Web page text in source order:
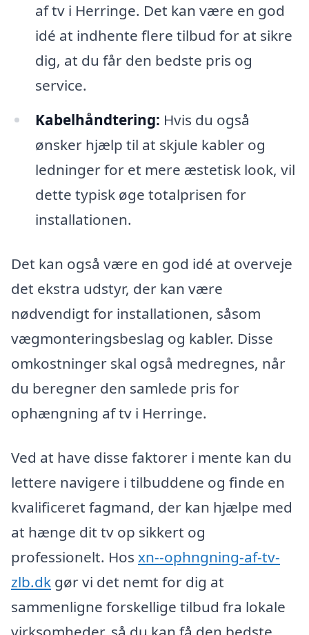
af tv i Herringe. Det kan være en god
idé at indhente flere tilbud for at sikre
dig, at du får den bedste pris og
service.
Kabelhåndtering: Hvis du også
ønsker hjælp til at skjule kabler og
ledninger for et mere æstetisk look, vil
dette typisk øge totalprisen for
installationen.
Det kan også være en god idé at overveje
det ekstra udstyr, der kan være
nødvendigt for installationen, såsom
vægmonteringsbeslag og kabler. Disse
omkostninger skal også medregnes, når
du beregner den samlede pris for
ophængning af tv i Herringe.
Ved at have disse faktorer i mente kan du
lettere navigere i tilbuddene og finde en
kvalificeret fagmand, der kan hjælpe med
at hænge dit tv op sikkert og
professionelt. Hos xn--ophngning-af-tv-
zlb.dk gør vi det nemt for dig at
sammenligne forskellige tilbud fra lokale